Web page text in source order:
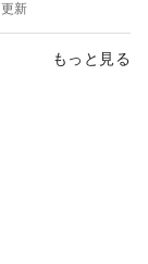
更新
もっと見る